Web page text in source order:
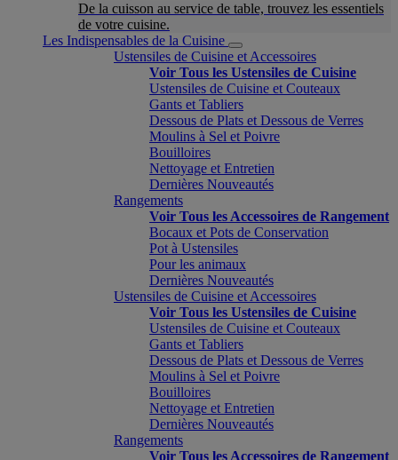
De la cuisson au service de table, trouvez les essentiels
de votre cuisine.
Les Indispensables de la Cuisine
Ustensiles de Cuisine et Accessoires
Voir Tous les Ustensiles de Cuisine
Ustensiles de Cuisine et Couteaux
Gants et Tabliers
Dessous de Plats et Dessous de Verres
Moulins à Sel et Poivre
Bouilloires
Nettoyage et Entretien
Dernières Nouveautés
Rangements
Voir Tous les Accessoires de Rangement
Bocaux et Pots de Conservation
Pot à Ustensiles
Pour les animaux
Dernières Nouveautés
Ustensiles de Cuisine et Accessoires
Voir Tous les Ustensiles de Cuisine
Ustensiles de Cuisine et Couteaux
Gants et Tabliers
Dessous de Plats et Dessous de Verres
Moulins à Sel et Poivre
Bouilloires
Nettoyage et Entretien
Dernières Nouveautés
Rangements
Voir Tous les Accessoires de Rangement